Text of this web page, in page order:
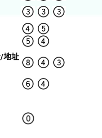
/地址